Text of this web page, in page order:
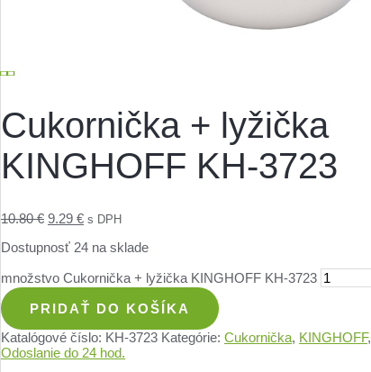
Cukornička + lyžička
KINGHOFF KH-3723
10.80€ 9.29 € s DPH
Dostupnosť 24 na sklade
množstvo Cukornička + lyžička KINGHOFF KH-3723
PRIDAŤ DO KOŠÍKA
Katalógové číslo: KH-3723 Kategórie: Cukornička, KINGHOFF,
Odoslanie do 24 hod.